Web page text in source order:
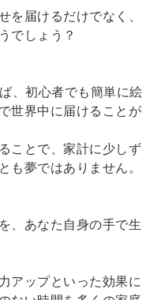
を届けるだけでなく、
でしょう？
、初心者でも簡単に絵
世界中に届けることが
ことで、家計に少しず
も夢ではありません。
、あなた自身の手で生
アップといった効果に